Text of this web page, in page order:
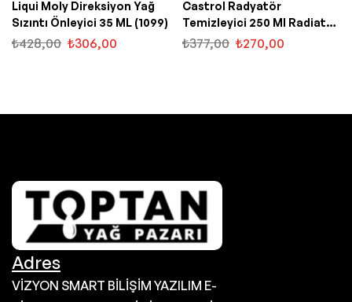
Liqui Moly Direksiyon Yağ
Sızıntı Önleyici 35 ML (1099)
₺428,00 ₺306,00
Castrol Radyatör
Temizleyici 250 Ml Radiator
Cleaner
₺377,00 ₺270,00
Adres
VİZYON SMART BİLİŞİM YAZILIM E-